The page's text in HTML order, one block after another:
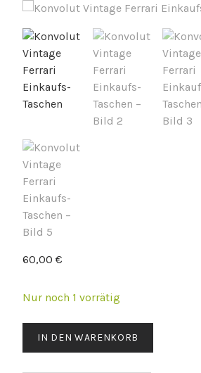
60,00 €
Nur noch 1 vorrätig
IN DEN WARENKORB